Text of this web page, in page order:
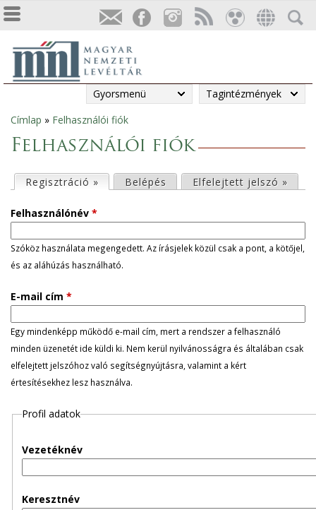
Gyorsmenü Tagintézmények
Jelenlegi
hely
Címlap » Felhasználói fiók
Felhasználói fiók
l
s
ő
d
l
e
g
e
Regisztráció » (aktív fül)
Belépés Elfelejtett jelszó »
Felhasználónév *
Szóköz használata megengedett. Az írásjelek közül csak a pont, a kötőjel,
és az aláhúzás használható.
E-mail cím *
Egy mindenképp működő e-mail cím, mert a rendszer a felhasználó
minden üzenetét ide küldi ki. Nem kerül nyilvánosságra és általában csak
elfelejtett jelszóhoz való segítségnyújtásra, valamint a kért
értesítésekhez lesz használva.
Profil adatok
Vezetéknév
Keresztnév